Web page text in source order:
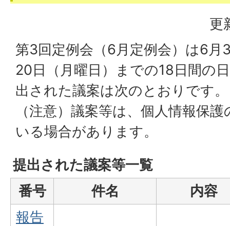
更
第3回定例会（6月定例会）は6月
20日（月曜日）までの18日間の
出された議案は次のとおりです。
（注意）議案等は、個人情報保
いる場合があります。
提出された議案等一覧
番号
件名
内容
報告